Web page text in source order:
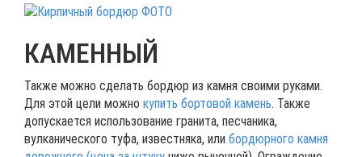
КАМЕННЫЙ
Также можно сделать бордюр из камня своими руками.
Для этой цели можно купить бортовой камень. Также
допускается использование гранита, песчаника,
вулканического туфа, известняка, или бордюрного камня